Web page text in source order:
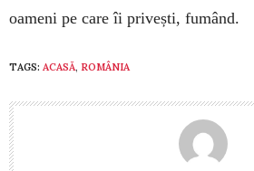
oameni pe care îi privești, fumând.
TAGS: ACASĂ, ROMÂNIA